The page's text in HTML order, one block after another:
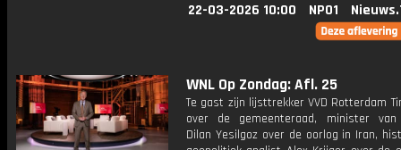
22-03-2026 10:00 NPO1
WNL Op Zondag: Afl. 25
Te gast zijn lijsttrekker VVD Rotterdam
over de gemeenteraad, minister van
Dilan Yesilgoz over de oorlog in Iran,